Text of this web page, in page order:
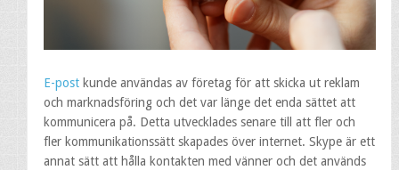
E-post kunde användas av företag för att skicka ut reklam
och marknadsföring och det var länge det enda sättet att
kommunicera på. Detta utvecklades senare till att fler och
fler kommunikationssätt skapades över internet. Skype är ett
annat sätt att hålla kontakten med vänner och det används